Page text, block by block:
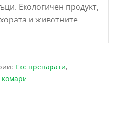
Екологичен продукт,
и животните.
Еко препарати,
комари